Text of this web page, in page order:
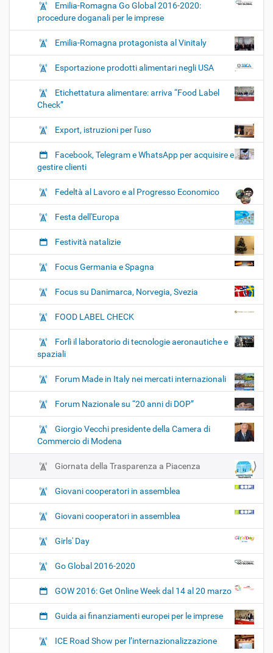
Emilia-Romagna Go Global 2016-2020:
procedure doganali per le imprese
Emilia-Romagna protagonista al Vinitaly
Esportazione prodotti alimentari negli USA
Etichettatura alimentare: arriva “Food Label
Check”
Export, istruzioni per l'uso
Facebook, Telegram e WhatsApp per acquisire e
gestire clienti
Fedeltà al Lavoro e al Progresso Economico
Festa dell'Europa
Festività natalizie
Focus Germania e Spagna
Focus su Danimarca, Norvegia, Svezia
FOOD LABEL CHECK
Forlì il laboratorio di tecnologie aeronautiche e
spaziali
Forum Made in Italy nei mercati internazionali
Forum Nazionale su “20 anni di DOP”
Giorgio Vecchi presidente della Camera di
Commercio di Modena
Giornata della Trasparenza a Piacenza
Giovani cooperatori in assemblea
Giovani cooperatori in assemblea
Girls' Day
Go Global 2016-2020
GOW 2016: Get Online Week dal 14 al 20 marzo
Guida ai finanziamenti europei per le imprese
ICE Road Show per l’internazionalizzazione